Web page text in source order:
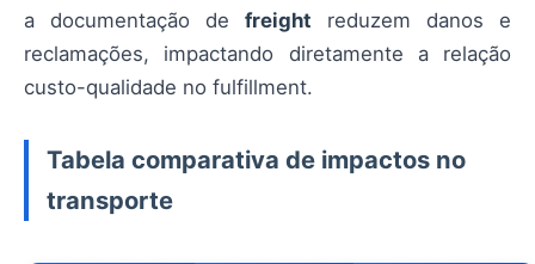
a documentação de freight reduzem danos e
reclamações, impactando diretamente a relação
custo-qualidade no fulfillment.
Tabela comparativa de impactos no
transporte